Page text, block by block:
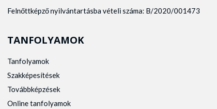
Felnőttképző nyilvántartásba vételi száma: B/2020/001473
TANFOLYAMOK
Tanfolyamok
Szakképesítések
Továbbképzések
Online tanfolyamok